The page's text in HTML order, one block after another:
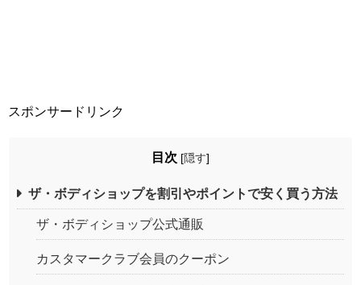
スポンサードリンク
目次 [隠す]
ザ・ボディショップを割引やポイントで安く買う方法
ザ・ボディショップ公式通販
カスタマークラブ会員のクーポン